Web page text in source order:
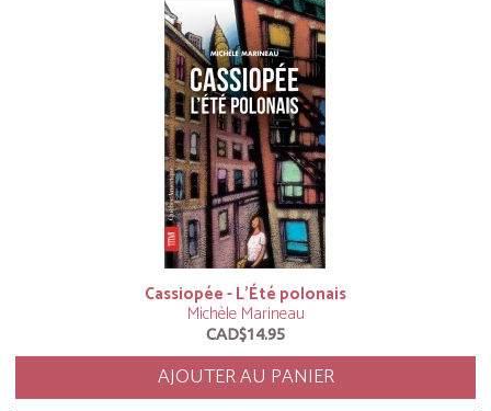
Cassiopée - L’Été polonais
Michèle Marineau
CAD$14.95
AJOUTER AU PANIER